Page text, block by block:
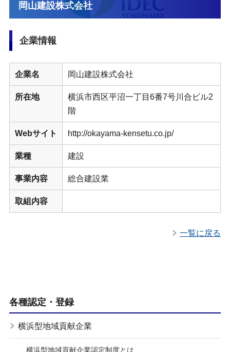
岡山建設株式会社
企業情報
企業名 岡山建設株式会社
所在地
横浜市西区平沼一丁目6番7号川合ビル2
階
Webサイト http://okayama-kensetu.co.jp/
業種 建設
事業内容 総合建設業
取組内容
一覧に戻る
各種認定・登録
横浜型地域貢献企業
横浜型地域貢献企業認定制度とは